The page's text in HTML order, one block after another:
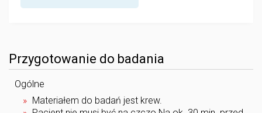
Przygotowanie do badania
Ogólne
Materiałem do badań jest krew.